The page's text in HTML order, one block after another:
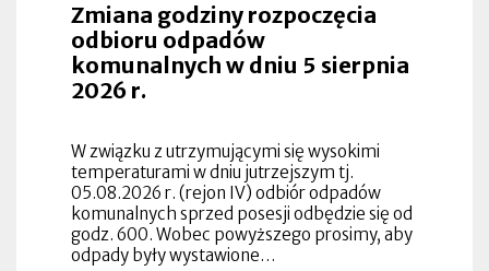
Zmiana godziny rozpoczęcia
odbioru odpadów
komunalnych w dniu 5 sierpnia
2026 r.
W związku z utrzymującymi się wysokimi
temperaturami w dniu jutrzejszym tj.
05.08.2026 r. (rejon IV) odbiór odpadów
komunalnych sprzed posesji odbędzie się od
godz. 600. Wobec powyższego prosimy, aby
odpady były wystawione…